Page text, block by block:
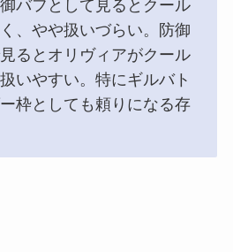
バフとして見るとクール
、やや扱いづらい。防御
るとオリヴィアがクール
いやすい。特にギルバト
枠としても頼りになる存